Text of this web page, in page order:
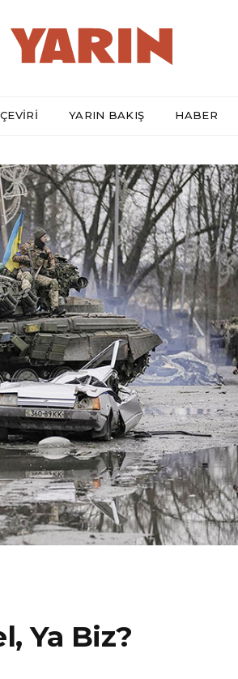
ÇEVİRİ YARIN BAKIŞ HABER
Ya Biz?